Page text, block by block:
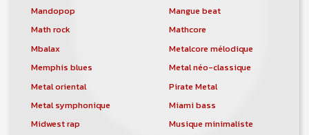
Mandopop
Mangue beat
Math rock
Mathcore
Mbalax
Metalcore mélodique
Memphis blues
Metal néo-classique
Metal oriental
Pirate Metal
Metal symphonique
Miami bass
Midwest rap
Musique minimaliste
êtes musiciens ou un groupe, un
orchestre, DJ, etc... de chercher un/des